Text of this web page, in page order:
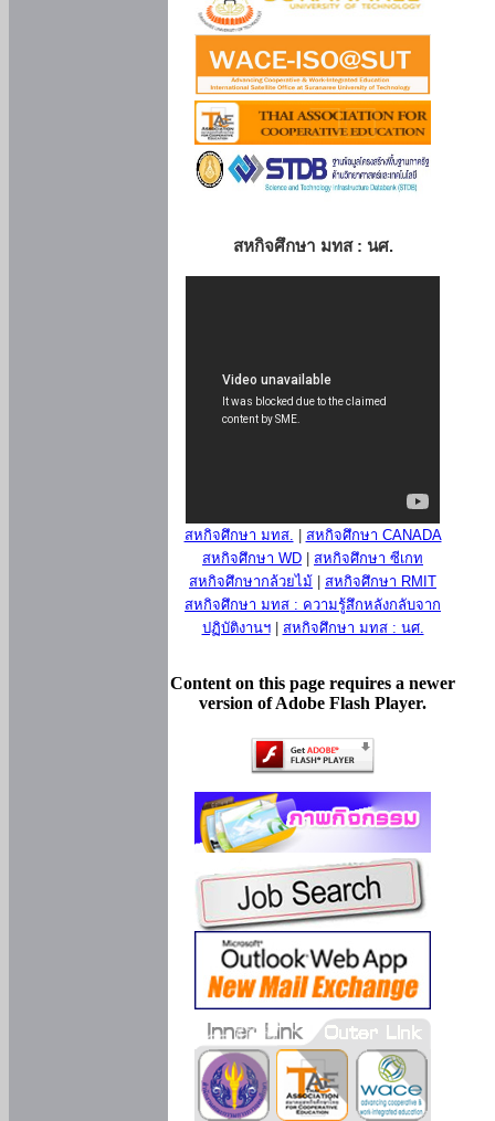
สหกิจศึกษา มทส : นศ.
สหกิจศึกษา มทส.
สหกิจศึกษา CANADA
สหกิจศึกษา WD
สหกิจศึกษา ซีเกท
สหกิจศึกษากล้วยไม้
สหกิจศึกษา RMIT
สหกิจศึกษา มทส : ความรู้สึกหลังกลับจาก
ปฏิบัติงานฯ| สหกิจศึกษา มทส : นศ.
Content on this page requires a newer
version of Adobe Flash Player.